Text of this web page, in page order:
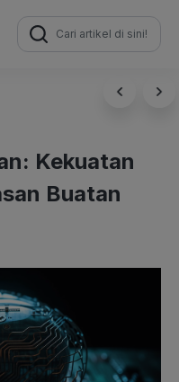
Search
for:
Kekuatan
Buatan